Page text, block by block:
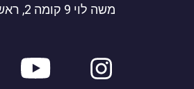
משה לוי 9 קומה 2, ראשון לציון